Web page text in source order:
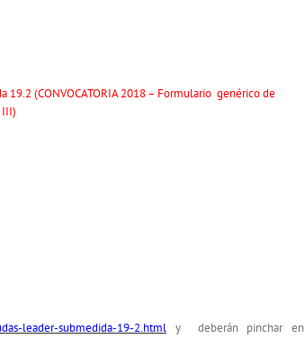
(CONVOCATORIA 2018 – Formulario genérico de
III)
leader-submedida-19-2.html y deberán pinchar en